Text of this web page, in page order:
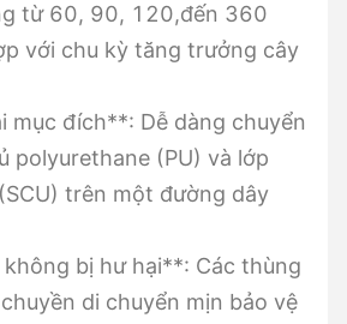
từ 60, 90, 120,đến 360
với chu kỳ tăng trưởng cây
mục đích**: Dễ dàng chuyển
polyurethane (PU) và lớp
trên một đường dây
không bị hư hại**: Các thùng
di chuyển mịn bảo vệ